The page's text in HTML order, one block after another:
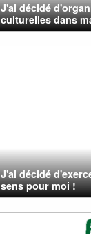
J'ai décidé
culturelles dans
J'ai décidé
sens pour moi !